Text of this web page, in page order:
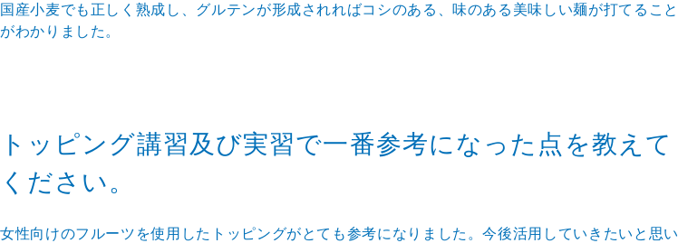
国産小麦でも正しく熟成し、グルテンが形成されればコシのある、味のある美味しい麺が打てること
がわかりました。
トッピング講習及び実習で一番参考になった点を教えて
ください。
女性向けのフルーツを使用したトッピングがとても参考になりました。今後活用していきたいと思い